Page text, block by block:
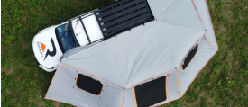
variations.
Les
options
peuvent
être